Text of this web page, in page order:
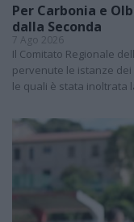
Per Carbonia e
dalla Seconda
7 Ago 2026
Il Comitato Regionale
pervenute le istanze dei
le quali è stata inoltrata